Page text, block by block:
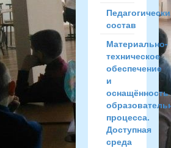
состав
Материально-
техническое
обеспечение
и
оснащённость
процесса.
Доступная
среда